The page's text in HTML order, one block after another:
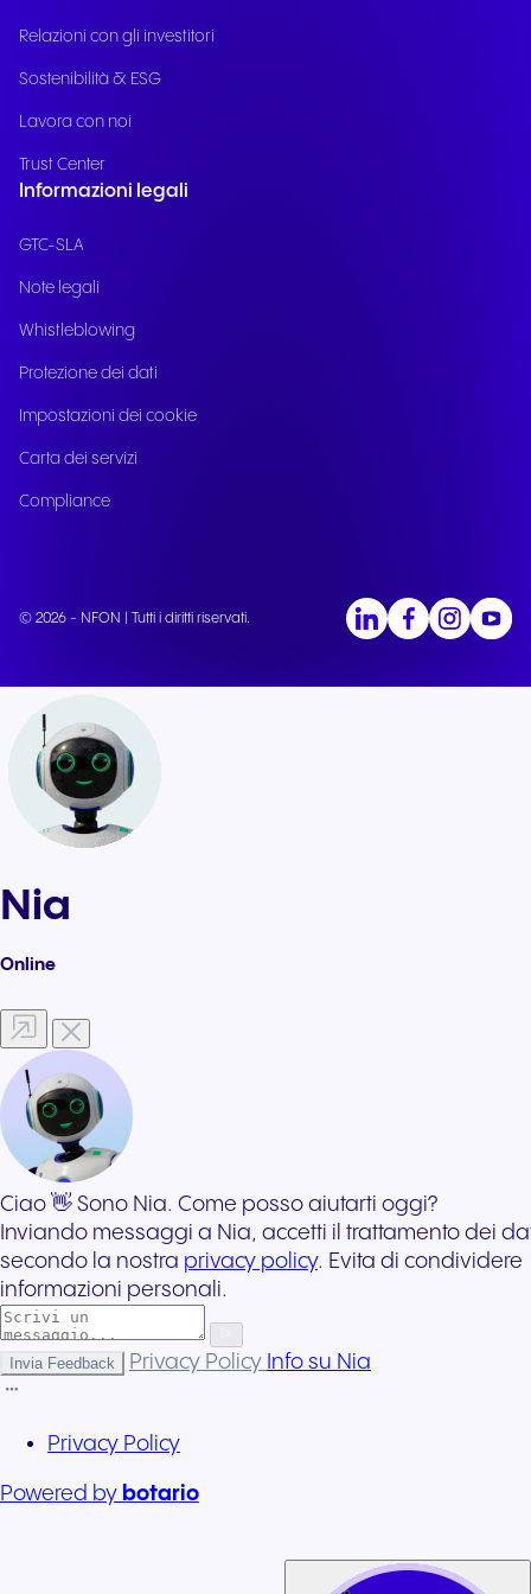
Relazioni con gli investitori
Sostenibilità & ESG
Lavora con noi
Trust Center
Informazioni legali
GTC-SLA
Note legali
Whistleblowing
Protezione dei dati
Impostazioni dei cookie
Carta dei servizi
Compliance
© 2026 - NFON | Tutti i diritti riservati.